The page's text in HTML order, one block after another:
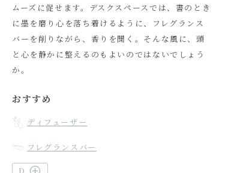
ムーズに促せます。デスクスペースでは、書のとき
に墨を磨り心を落ち着けるように、フレグランス
バーを削りながら、香りを聞く。そんな風に、頭
と心を静かに整えるのもよいのではないでしょう
か。
おすすめ
ディフューザー
フレグランスバー